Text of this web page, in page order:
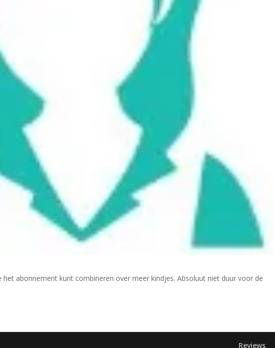
het abonnement kunt combineren over meer kindjes. Absoluut niet duur voor de
Reviews